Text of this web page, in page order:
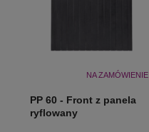
NA ZAMÓWIENIE
PP 60 - Front z panela
ryflowany